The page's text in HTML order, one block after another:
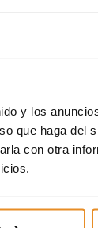
y los
que haga del
con otra
Walter
por
en masa
naturales
y
en Reino
apoyo
no